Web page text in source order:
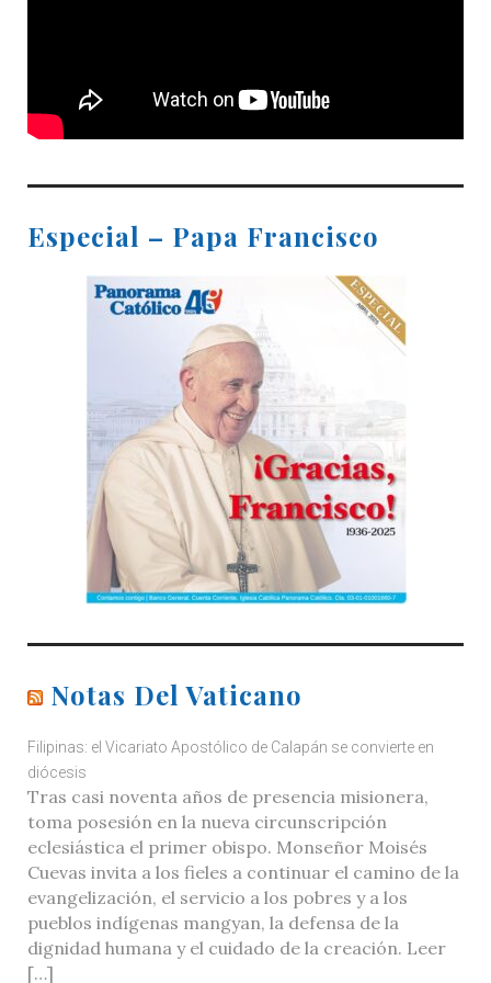
Especial – Papa Francisco
Notas Del Vaticano
Filipinas: el Vicariato Apostólico de Calapán se convierte en
diócesis
Tras casi noventa años de presencia misionera,
toma posesión en la nueva circunscripción
eclesiástica el primer obispo. Monseñor Moisés
Cuevas invita a los fieles a continuar el camino de la
evangelización, el servicio a los pobres y a los
pueblos indígenas mangyan, la defensa de la
dignidad humana y el cuidado de la creación. Leer
[…]